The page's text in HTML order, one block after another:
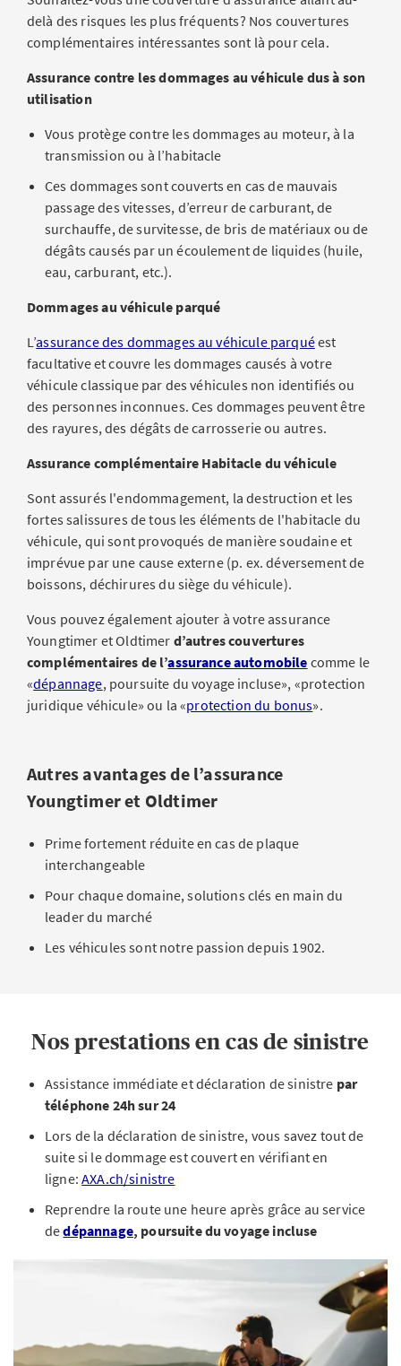
delà des risques les plus fréquents? Nos couvertures
complémentaires intéressantes sont là pour cela.
Assurance contre les dommages au véhicule dus à son
utilisation
Vous protège contre les dommages au moteur, à la
transmission ou à l’habitacle
Ces dommages sont couverts en cas de mauvais
passage des vitesses, d’erreur de carburant, de
surchauffe, de survitesse, de bris de matériaux ou de
dégâts causés par un écoulement de liquides (huile,
eau, carburant, etc.).
Dommages au véhicule parqué
L’assurance des dommages au véhicule parquéest
facultative et couvre les dommages causés à votre
véhicule classique par des véhicules non identifiés ou
des personnes inconnues. Ces dommages peuvent être
des rayures, des dégâts de carrosserie ou autres.
Assurance complémentaire Habitacle du véhicule
Sont assurés l'endommagement, la destruction et les
fortes salissures de tous les éléments de l'habitacle du
véhicule, qui sont provoqués de manière soudaine et
imprévue par une cause externe (p. ex. déversement de
boissons, déchirures du siège du véhicule).
Vous pouvez également ajouter à votre assurance
Youngtimer et Oldtimer d’autres couvertures
complémentaires de l’assurance automobile comme le
«dépannage, poursuite du voyage incluse», «protection
juridique véhicule»​ ou la «protection du bonus».
Autres avantages de l’assurance
Youngtimer et Oldtimer
Prime fortement réduite en cas de plaque
interchangeable
Pour chaque domaine, solutions clés en main du
leader du marché
Les véhicules sont notre passion depuis 1902.
Nos prestations en cas de sinistre
Assistance immédiate et déclaration de sinistre par
téléphone 24h sur 24
Lors de la déclaration de sinistre, vous savez tout de
suite si le dommage est couvert en vérifiant en
ligne:AXA.ch/sinistre
Reprendre la route une heure après grâce au service
dedépannage, poursuite du voyage incluse